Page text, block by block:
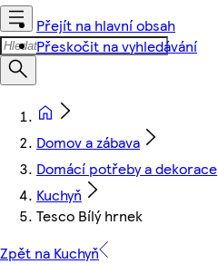
Přejít na hlavní obsah
Přeskočit na vyhledávání
Domov a zábava
Domácí potřeby a dekorace
Kuchyň
Tesco Bílý hrnek
Zpět na Kuchyň